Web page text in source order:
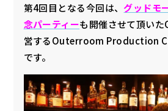
第4回目となる今回は、グッドモ
念パーティーも開催させて頂いた
営するOuterroom Production
です。